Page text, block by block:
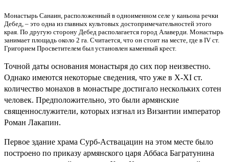
Монастырь Санаин, расположенный в одноименном селе у каньона речки
Дебед, – это одна из главных культовых достопримечательностей этого
края. По другую сторону Дебед располагается город Алаверди. Монастырь
занимает площадь около 2 га. Считается, что он стоит на месте, где в IV ст.
Григорием Просветителем был установлен каменный крест.
Точной даты основания монастыря до сих пор неизвестно.
Однако имеются некоторые сведения, что уже в X-XI ст.
количество монахов в монастыре достигало нескольких сотен
человек. Предположительно, это были армянские
священнослужители, которых изгнал из Византии император
Роман Лакапин.
Первое здание храма Сурб-Аствацацин на этом месте было
построено по приказу армянского царя Аббаса Багратунина